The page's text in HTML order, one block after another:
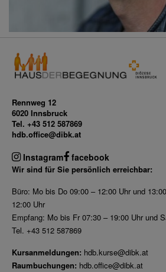
Rennweg 12
6020 Innsbruck
Tel. +43 512 587869
hdb.office@dibk.at
Instagram facebook
Wir sind für Sie persönlich erreichbar:
Büro: Mo bis Do 09:00 – 12:00 Uhr und
12:00 Uhr
Empfang: Mo bis Fr 07:30 – 19:00 Uhr und
Tel. +43 512 587869
Kursanmeldungen: hdb.kurse@dibk.at
Raumbuchungen: hdb.office@dibk.at